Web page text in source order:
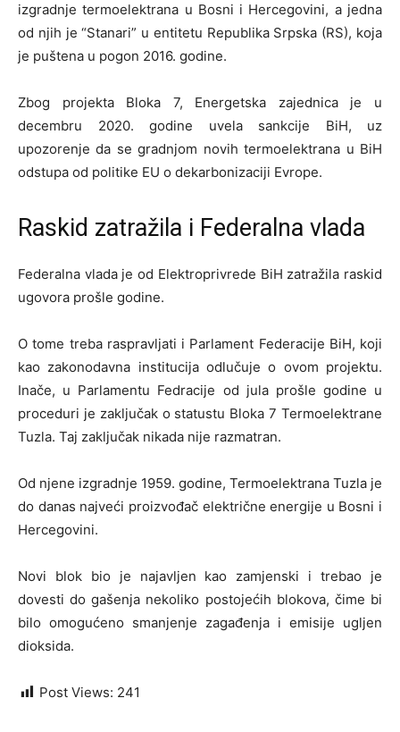
izgradnje termoelektrana u Bosni i Hercegovini, a jedna
od njih je “Stanari” u entitetu Republika Srpska (RS), koja
je puštena u pogon 2016. godine.
Zbog projekta Bloka 7, Energetska zajednica je u
decembru 2020. godine uvela sankcije BiH, uz
upozorenje da se gradnjom novih termoelektrana u BiH
odstupa od politike EU o dekarbonizaciji Evrope.
Raskid zatražila i Federalna vlada
Federalna vlada je od Elektroprivrede BiH zatražila raskid
ugovora prošle godine.
O tome treba raspravljati i Parlament Federacije BiH, koji
kao zakonodavna institucija odlučuje o ovom projektu.
Inače, u Parlamentu Fedracije od jula prošle godine u
proceduri je zaključak o statustu Bloka 7 Termoelektrane
Tuzla. Taj zaključak nikada nije razmatran.
Od njene izgradnje 1959. godine, Termoelektrana Tuzla je
do danas najveći proizvođač električne energije u Bosni i
Hercegovini.
Novi blok bio je najavljen kao zamjenski i trebao je
dovesti do gašenja nekoliko postojećih blokova, čime bi
bilo omogućeno smanjenje zagađenja i emisije ugljen
dioksida.
Post Views: 241